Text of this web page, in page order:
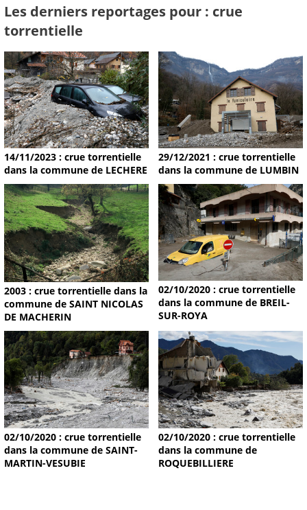
Les derniers reportages pour : crue
torrentielle
14/11/2023 : crue torrentielle
dans la commune de LECHERE
29/12/2021 : crue torrentielle
dans la commune de LUMBIN
2003 : crue torrentielle dans la
commune de SAINT NICOLAS
DE MACHERIN
02/10/2020 : crue torrentielle
dans la commune de BREIL-
SUR-ROYA
02/10/2020 : crue torrentielle
dans la commune de SAINT-
MARTIN-VESUBIE
02/10/2020 : crue torrentielle
dans la commune de
ROQUEBILLIERE